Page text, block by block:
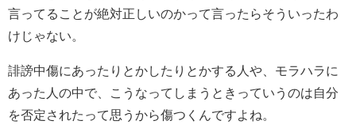
言ってることが絶対正しいのかって言ったらそういったわ
けじゃない。
誹謗中傷にあったりとかしたりとかする人や、モラハラに
あった人の中で、こうなってしまうときっていうのは自分
を否定されたって思うから傷つくんですよね。